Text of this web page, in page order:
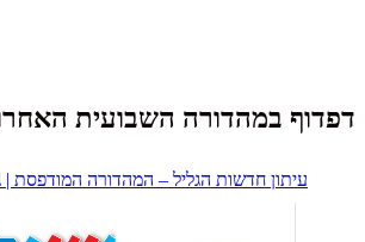
דפדוף במהדורה השבועית
עיתון חדשות הגליל – המהדורה המודפסת |